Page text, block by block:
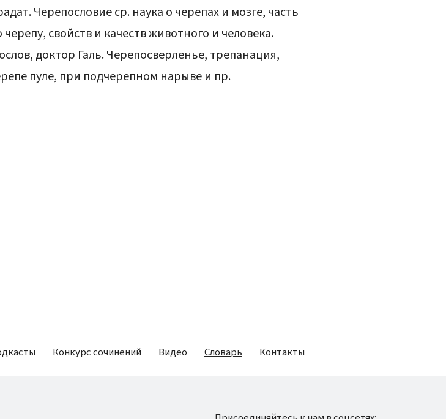
Черепословие ср. наука о черепах и мозге, часть
свойств и качеств животного и человека.
доктор Галь. Черепосверленье, трепанация,
пуле, при подчерепном нарыве и пр.
Конкурс сочинений Видео Словарь Контакты